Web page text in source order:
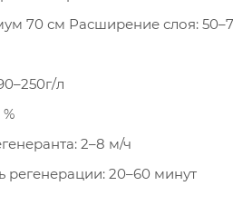
70 см Расширение слоя:
л
2–8 м/ч
регенерации: 20–60 минут